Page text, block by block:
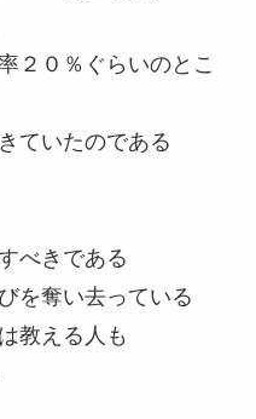
２０％ぐらいのとこ
ていたのである
べきである
を奪い去っている
教える人も